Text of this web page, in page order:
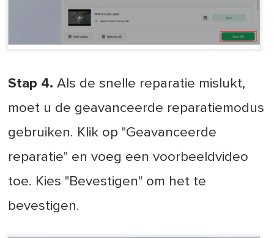
Stap 4. Als de snelle reparatie mislukt,
moet u de geavanceerde reparatiemodus
gebruiken. Klik op "Geavanceerde
reparatie" en voeg een voorbeeldvideo
toe. Kies "Bevestigen" om het te
bevestigen.